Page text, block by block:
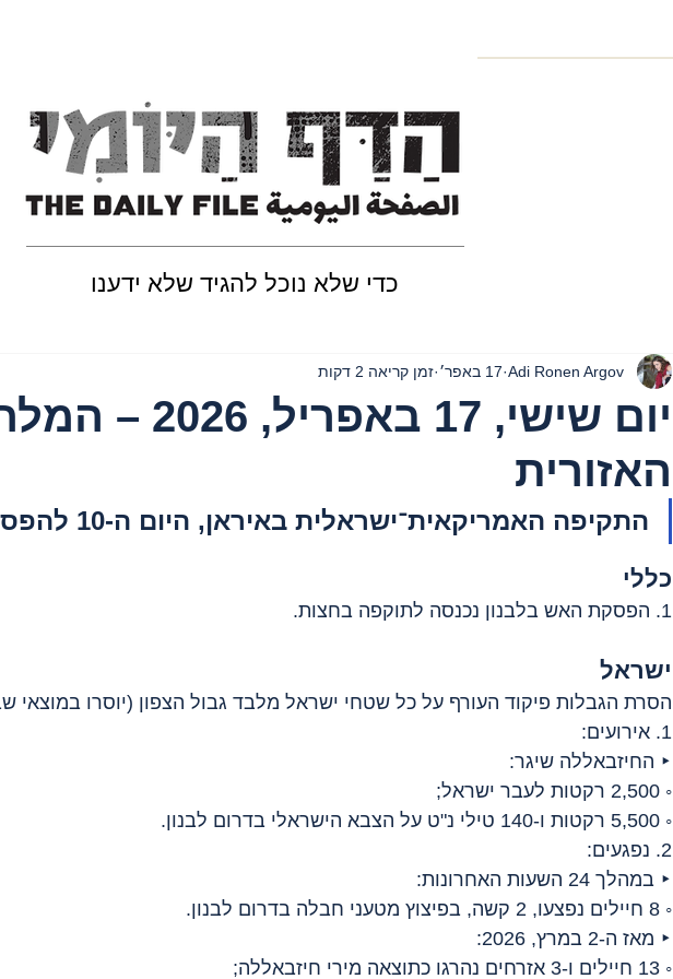
כדי שלא נוכל להגיד שלא ידענו
יום שישי, 17 באפריל,
האזורית
Adi Ronen Argov 17 באפר׳ זמן קריאה 2 דקות
התקיפה האמריקאית־ישראלית באיראן, היום ה-10 להפסקת האש
כללי
1. הפסקת האש בלבנון נכנסה לתוקפה בחצות.
ישראל
הסרת הגבלות פיקוד העורף על כל שטחי ישראל מלבד גבול הצפון (יוסרו במוצאי
1. אירועים:
‣ החיזבאללה שיגר:
◦ 2,500 רקטות לעבר ישראל;
◦ 5,500 רקטות ו-140 טילי נ"ט על הצבא הישראלי בדרום לבנון.
2. נפגעים:
‣ במהלך 24 השעות האחרונות:
◦ 8 חיילים נפצעו, 2 קשה, בפיצוץ מטעני חבלה בדרום לבנון.
‣ מאז ה-2 במרץ, 2026:
◦ 13 חיילים ו-3 אזרחים נהרגו כתוצאה מירי חיזבאללה;